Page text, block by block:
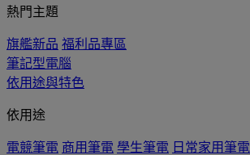
熱門主題
旗艦新品 福利品專區
筆記型電腦
依用途與特色
依用途
電競筆電 商用筆電 學生筆電 日常家用筆電